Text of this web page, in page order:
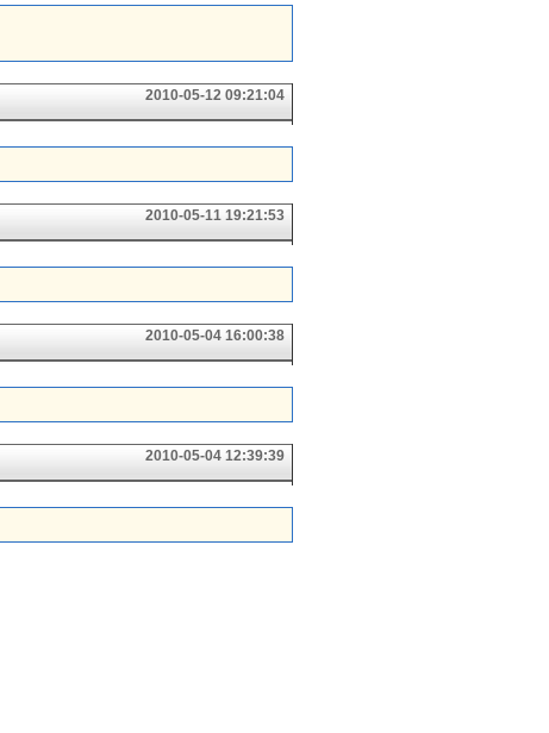
2010-05-12 09:21:04
2010-05-11 19:21:53
2010-05-04 16:00:38
2010-05-04 12:39:39